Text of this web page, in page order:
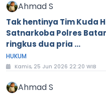
Ahmad S
Tak hentinya Tim Kuda
Satnarkoba Polres
ringkus dua pria ...
HUKUM
Kamis, 25 Jun 2026 22:20 WIB
Ahmad S